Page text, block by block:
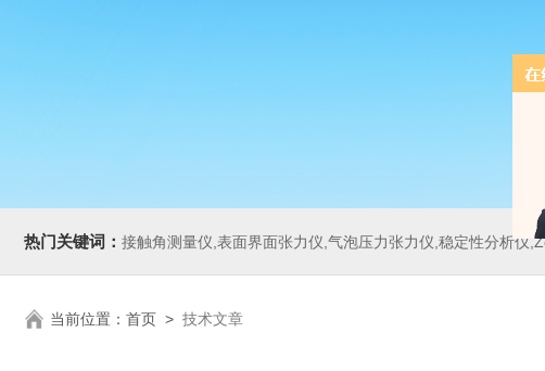
热门关键词： 接触角测量仪,表面界面张力仪,气泡压力张力仪,稳定性分析仪,Zeta电位分析仪,
当前位置： 首页 > 技术文章